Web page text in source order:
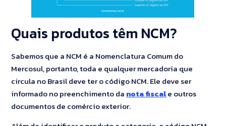
Quais produtos têm NCM?
Sabemos que a NCM é a Nomenclatura Comum do
Mercosul, portanto, toda e qualquer mercadoria que
circula no Brasil deve ter o código NCM. Ele deve ser
informado no preenchimento da nota fiscale outros
documentos de comércio exterior.